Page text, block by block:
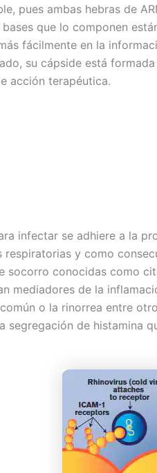
pues ambas hebras de
bases que lo componen
fácilmente en la
su cápside está
acción terapéutica.
infectar se adhiere a la
respiratorias y como
socorro conocidas como
mediadores de la
o la rinorrea entre
segregación de histamina